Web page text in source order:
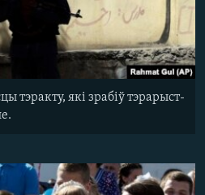
тэракту, які зрабіў тэрарыст-